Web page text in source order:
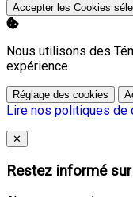
Accepter les Cookies
Nous utilisons des
expérience.
Réglage des cookies
Lire nos politiques de
Close
✕
Restez informé